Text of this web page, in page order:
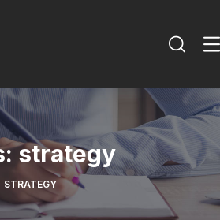
strategy
STRATEGY